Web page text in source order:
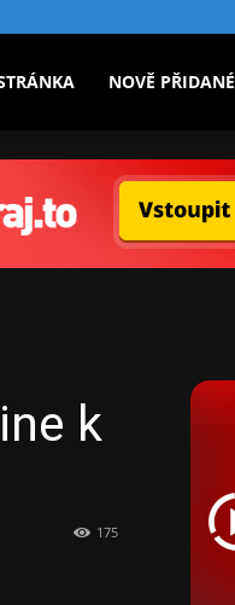
NOVĚ PŘIDANÉ
k
175